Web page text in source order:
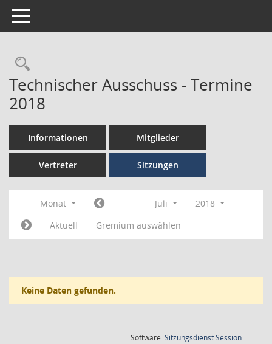
Toggle navigation
Technischer Ausschuss - Termine
2018
Informationen Mitglieder
Vertreter Sitzungen
Monat Juli
2018
Aktuell
Gremium auswählen
Keine Daten gefunden.
Software:SitzungsdienstSession(Wird in